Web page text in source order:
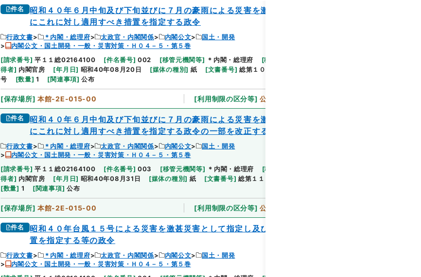
件名
昭和４０年６月中旬及び下旬並びに７月の豪雨による災害を激甚災害として指定し並び
にこれに対し適用すべき措置を指定する政令
行政文書 ＊内閣・総理府 太政官・内閣関係 内閣公文
国土・開発
内閣公文・国土開発・一般・災害対策・Ｈ０４－５・第５巻
[請求番号] 平１１総02164100 [件名番号] 002 [移管元機関等] ＊内閣・総理府 [移管等年度
得者] 内閣官房 [年月日] 昭和40年08月20日 [媒体の種別] 紙 [文書番号] 総第１０９号
号
[数量] 1 [関連事項] 公布
[保存場所] 本館-2E-015-00 [利用制限の区分等] 公開
件名
昭和４０年６月中旬及び下旬並びに７月の豪雨による災害を激甚災害として指定し並び
にこれに対し適用すべき措置を指定する政令の一部を改正する政令
行政文書 ＊内閣・総理府 太政官・内閣関係 内閣公文
国土・開発
内閣公文・国土開発・一般・災害対策・Ｈ０４－５・第５巻
[請求番号] 平１１総02164100 [件名番号] 003 [移管元機関等] ＊内閣・総理府 [移管等年度
得者] 内閣官房 [年月日] 昭和40年08月31日 [媒体の種別] 紙 [文書番号] 総第１１３号
[数量] 1 [関連事項] 公布
[保存場所] 本館-2E-015-00 [利用制限の区分等] 公開
件名
昭和４０年台風１５号による災害を激甚災害として指定し及びこれに対し適用すべき措
置を指定する等の政令
行政文書 ＊内閣・総理府 太政官・内閣関係 内閣公文
国土・開発
内閣公文・国土開発・一般・災害対策・Ｈ０４－５・第５巻